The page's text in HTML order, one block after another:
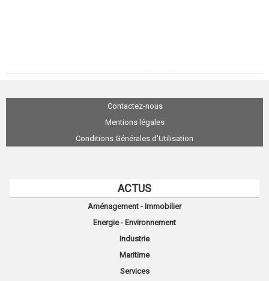
Contactez-nous
Mentions légales
Conditions Générales d'Utilisation
ACTUS
Aménagement - Immobilier
Energie - Environnement
Industrie
Maritime
Services